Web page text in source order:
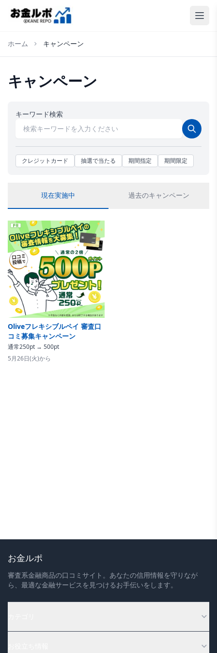
ホーム キャンペーン
キャンペーン
キーワード検索
クレジットカード 抽選で当たる 期間指定 期間限定
現在実施中 過去のキャンペーン
Oliveフレキシブルペイ 審査口
コミ募集キャンペーン
通常250pt → 500pt
5月26日(火)から
お金ルポ
審査系金融商品の口コミサイト。あなたの信用情報を守りなが
ら、最適な金融サービスを見つけるお手伝いをします。